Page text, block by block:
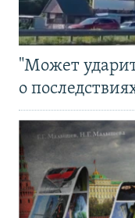
"Может
о